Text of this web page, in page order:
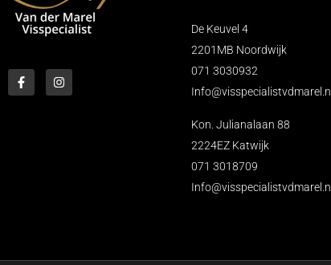
De Keuvel 4
2201MB Noordwijk
071 3030932
Info@visspecialistvdmarel.nl
Kon. Julianalaan 88
2224EZ Katwijk
071 3018709
Info@visspecialistvdmarel.nl